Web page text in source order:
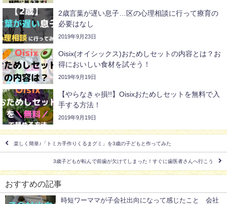
2歳言葉が遅い息子…区の心理相談に行って療育の
必要はなし
2019年9月23日
Oisix(オイシックス)おためしセットの内容とは？お
得においしい食材を試そう！
2019年9月19日
【やらなきゃ損!!】Oisixおためしセットを無料で入
手する方法！
2019年9月19日
楽しく簡単♪「トミカ手作りくるまグミ」を3歳の子どもと作ってみた
3歳子どもが転んで前歯が欠けてしまった！すぐに歯医者さんへ行こう
おすすめの記事
時短ワーママが子会社出向になって感じたこと 会社